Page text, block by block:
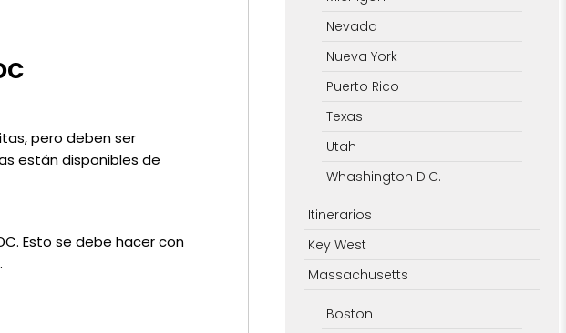
pero deben ser
están disponibles de
Esto se debe hacer con
Nevada
Nueva York
Puerto Rico
Texas
Utah
Whashington D.C.
Itinerarios
Key West
Massachusetts
Boston